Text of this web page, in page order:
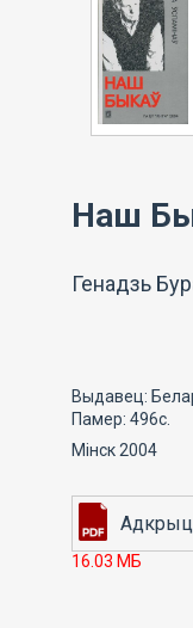
Наш
Генадзь
Выдавец:
Памер: 496с.
Мінск 2004
16.03 МБ